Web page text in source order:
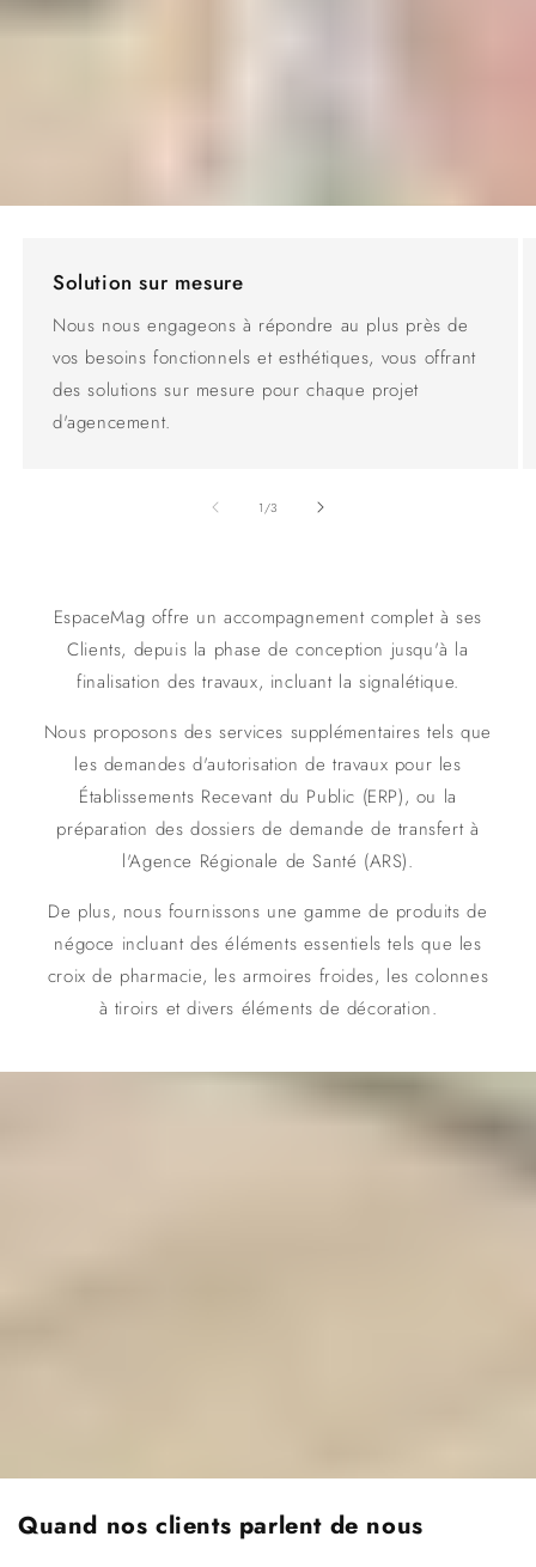
Solution sur mesure
Nous nous engageons à répondre au plus près de
vos besoins fonctionnels et esthétiques, vous offrant
des solutions sur mesure pour chaque projet
d'agencement.
1 /de
3
EspaceMag offre un accompagnement complet à ses
Clients, depuis la phase de conception jusqu'à la
finalisation des travaux, incluant la signalétique.
Nous proposons des services supplémentaires tels que
les demandes d'autorisation de travaux pour les
Établissements Recevant du Public (ERP), ou la
préparation des dossiers de demande de transfert à
l'Agence Régionale de Santé (ARS).
De plus, nous fournissons une gamme de produits de
négoce incluant des éléments essentiels tels que les
croix de pharmacie, les armoires froides, les colonnes
à tiroirs et divers éléments de décoration.
Quand nos clients parlent de nous